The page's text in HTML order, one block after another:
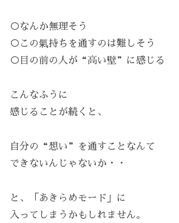
○なんか無理そう
○この氣持ちを通すのは難しそう
○目の前の人が“高い壁”に感じる
こんなふうに
感じることが続くと、
自分の“想い”を通すことなんて
できないんじゃないか・・
と、「あきらめモード」に
入ってしまうかもしれません。